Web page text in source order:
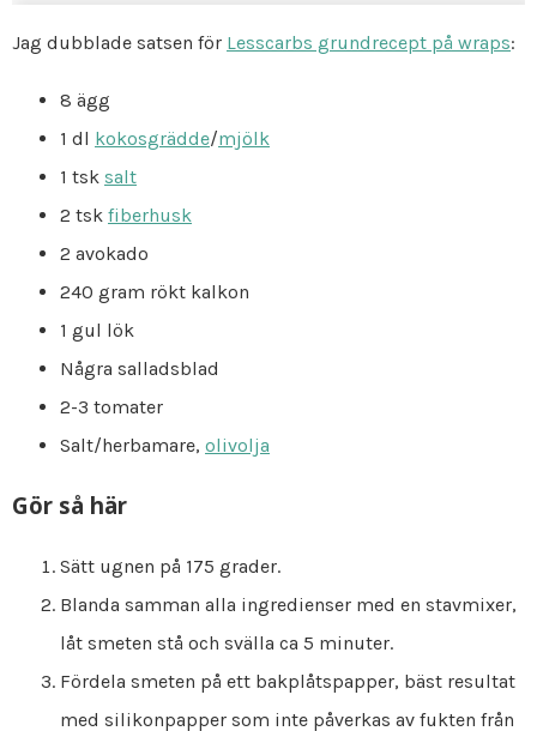
Jag dubblade satsen för Lesscarbs grundrecept på wraps:
8 ägg
1 dl kokosgrädde/mjölk
1 tsk salt
2 tsk fiberhusk
2 avokado
240 gram rökt kalkon
1 gul lök
Några salladsblad
2-3 tomater
Salt/herbamare, olivolja
Gör så här
Sätt ugnen på 175 grader.
Blanda samman alla ingredienser med en stavmixer,
låt smeten stå och svälla ca 5 minuter.
Fördela smeten på ett bakplåtspapper, bäst resultat
med silikonpapper som inte påverkas av fukten från